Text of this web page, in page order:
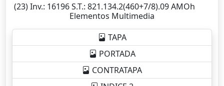
(23)Inv.: 16196S.T.: 821.134.2(460+7/8).09 AMOh
Elementos Multimedia
TAPA
PORTADA
CONTRATAPA